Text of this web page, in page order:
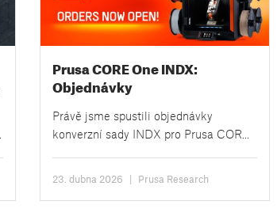
Prusa CORE One INDX:
Objednávky
toolchangeru s 8 tryskami byly
spuštěny!
Právě jsme spustili objednávky
konverzní sady INDX pro Prusa CORE
23. dubna 2026 | Prusa Research